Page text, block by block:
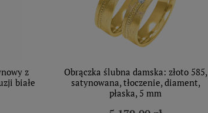
z
białe
Obrączka ślubna damska: złoto 585,
satynowana, tłoczenie, diament,
płaska, 5 mm